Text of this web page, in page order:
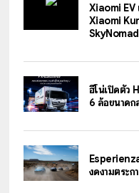
Xiaomi EV
Xiaomi
ฮีโน่เปิดตัว
6 ล้อขนาดก
งดงามตระ